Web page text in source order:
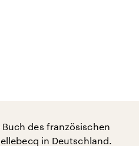
des französischen
in Deutschland.